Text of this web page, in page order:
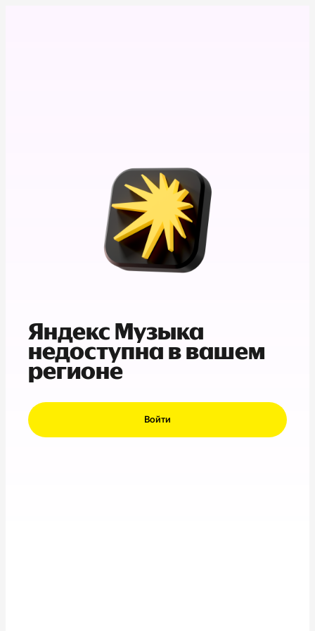
Яндекс Музыка
недоступна в вашем
регионе
Войти